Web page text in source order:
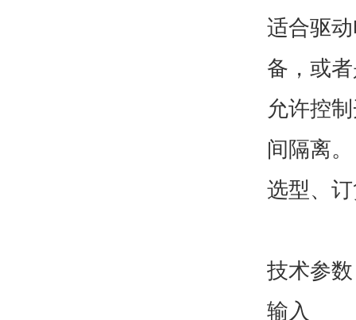
适合驱
备，或
允许控
间隔离。
选型、
技术参数
输入